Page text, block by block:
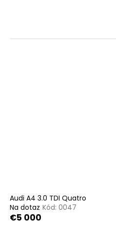
Audi A4 3.0 TDI Quatro
Na dotaz Kód: 0047
€5 000